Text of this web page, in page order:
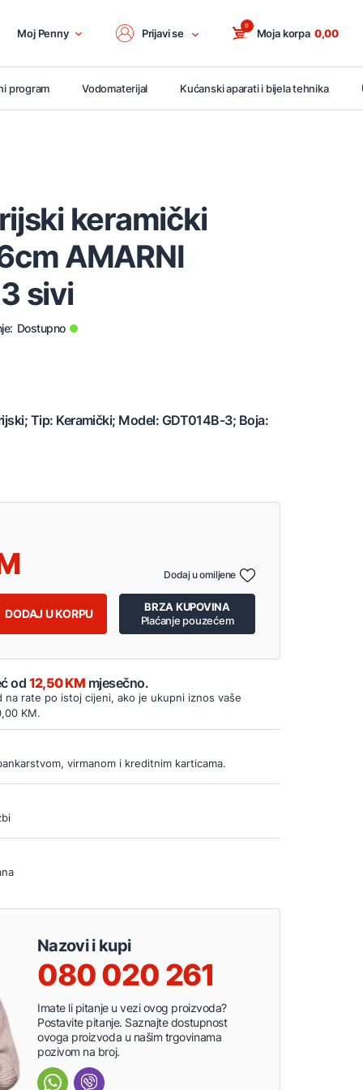
Moj Penny Prijavi se Moja korpa
0
0,00
program Vodomaterijal Kućanski aparati i bijela tehnika
keramički
AMARNI
sivi
Dostupno
Tip: Keramički; Model: GDT014B-3; Boja:
DODAJ U KORPU
BRZA KUPOVINA
Plaćanje pouzećem
Dodaj u omiljene
od12,50 KM mjesečno.
na rate po istoj cijeni, ako je ukupni iznos vaše
KM.
virmanom i kreditnim karticama.
Nazovi i kupi
080 020 261
Imate li pitanje u vezi ovog proizvoda?
Postavite pitanje. Saznajte dostupnost
ovoga proizvoda u našim trgovinama
pozivom na broj.